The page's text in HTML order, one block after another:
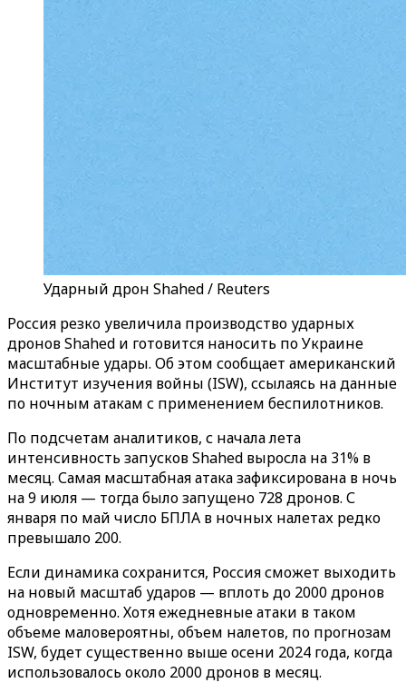
Ударный дрон Shahed / Reuters
Россия резко увеличила производство ударных
дронов Shahed и готовится наносить по Украине
масштабные удары. Об этом сообщает американский
Институт изучения войны (ISW), ссылаясь на данные
по ночным атакам с применением беспилотников.
По подсчетам аналитиков, с начала лета
интенсивность запусков Shahed выросла на 31% в
месяц. Самая масштабная атака зафиксирована в ночь
на 9 июля — тогда было запущено 728 дронов. С
января по май число БПЛА в ночных налетах редко
превышало 200.
Если динамика сохранится, Россия сможет выходить
на новый масштаб ударов — вплоть до 2000 дронов
одновременно. Хотя ежедневные атаки в таком
объеме маловероятны, объем налетов, по прогнозам
ISW, будет существенно выше осени 2024 года, когда
использовалось около 2000 дронов в месяц.